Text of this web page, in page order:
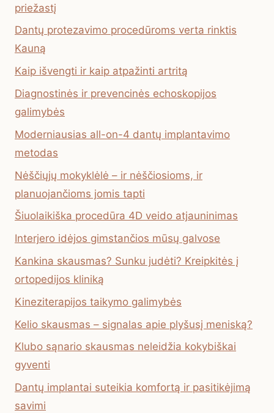
priežastį
Dantų protezavimo procedūroms verta rinktis
Kauną
Kaip išvengti ir kaip atpažinti artritą
Diagnostinės ir prevencinės echoskopijos
galimybės
Moderniausias all-on-4 dantų implantavimo
metodas
Nėščiųjų mokyklėlė – ir nėščiosioms, ir
planuojančioms jomis tapti
Šiuolaikiška procedūra 4D veido atjauninimas
Interjero idėjos gimstančios mūsų galvose
Kankina skausmas? Sunku judėti? Kreipkitės į
ortopedijos kliniką
Kineziterapijos taikymo galimybės
Kelio skausmas – signalas apie plyšusį meniską?
Klubo sąnario skausmas neleidžia kokybiškai
gyventi
Dantų implantai suteikia komfortą ir pasitikėjimą
savimi